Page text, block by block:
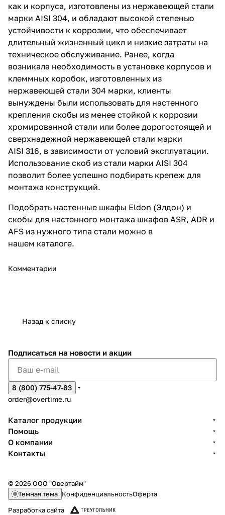
как и корпуса, изготовлены из нержавеющей стали
марки AISI 304, и обладают высокой степенью
устойчивости к коррозии, что обеспечивает
длительный жизненный цикл и низкие затраты на
техническое обслуживание. Ранее, когда
возникала необходимость в установке корпусов и
клеммных коробок, изготовленных из
нержавеющей стали 304 марки, клиенты
вынуждены были использовать для настенного
крепления скобы из менее стойкой к коррозии
хромированной стали или более дорогостоящей и
сверхнадежной нержавеющей стали марки
AISI 316, в зависимости от условий эксплуатации.
Использование скоб из стали марки AISI 304
позволит более успешно подбирать крепеж для
монтажа конструкций.
Подобрать настенные шкафы Eldon (Элдон) и
скобы для настенного монтажа шкафов ASR, ADR и
AFS из нужного типа стали можно в
нашем каталоге.
Комментарии
Назад к списку
Подписаться на новости и акции
8 (800) 775-47-83
order@overtime.ru
Каталог продукции
Помощь
О компании
Контакты
© 2026 ООО "Овертайм"
Темная тема КонфиденциальностьОферта
Разработка сайта